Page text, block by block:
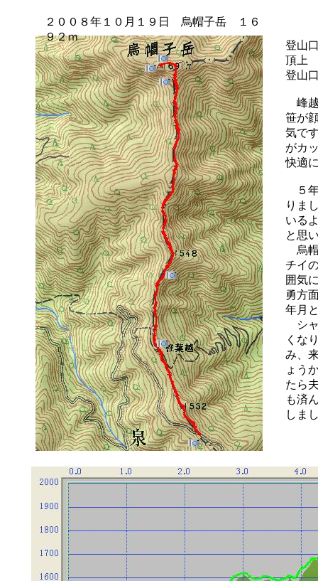
２００８年１０月１９日 烏帽子岳 １６
９２ｍ
登山
頂上
登山
峰
笹が
気で
がカ
快適
５年
りま
いる
と思
烏帽
チイ
囲気
勇方
年月
シャ
くな
み、
ょう
たら
も済
しま